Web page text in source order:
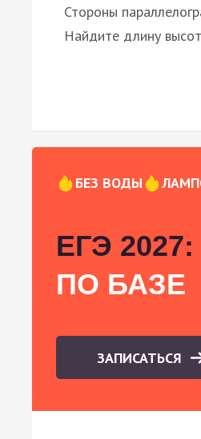
Стороны
Найдите длину
БЕЗ ВОДЫ
ЕГЭ 2027:
ПО БАЗЕ
ЗАПИСАТЬСЯ